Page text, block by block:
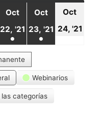
Oct
22, '21 22
octubre,
●
(1
event)
Oct
23, '21 23
octubre,
●
event)
Oct
24, '21
Webinarios
las categorías